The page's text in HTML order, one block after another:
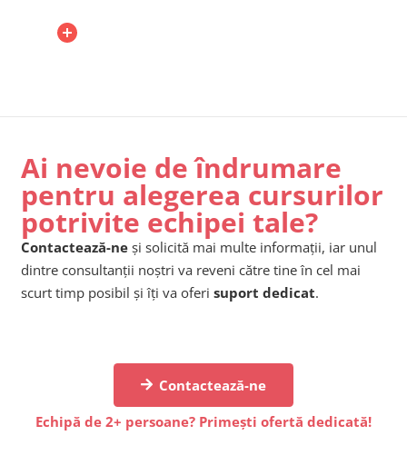
Ai nevoie de îndrumare
pentru alegerea cursurilor
potrivite echipei tale?
Contactează-ne și solicită mai multe informații, iar unul
dintre consultanții noștri va reveni către tine în cel mai
scurt timp posibil și îți va oferi suport dedicat.
Contactează-ne
Echipă de 2+ persoane? Primești ofertă dedicată!